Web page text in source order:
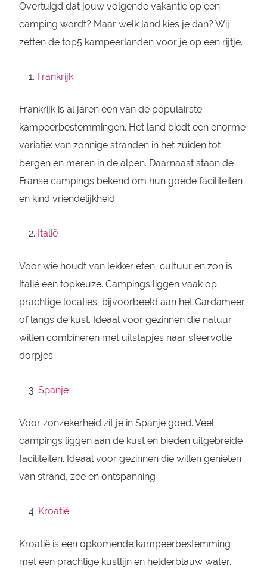
Overtuigd dat jouw volgende vakantie op een
camping wordt? Maar welk land kies je dan? Wij
zetten de top5 kampeerlanden voor je op een rijtje.
Frankrijk
Frankrijk is al jaren een van de populairste
kampeerbestemmingen. Het land biedt een enorme
variatie: van zonnige stranden in het zuiden tot
bergen en meren in de alpen. Daarnaast staan de
Franse campings bekend om hun goede faciliteiten
en kind vriendelijkheid.
Italië
Voor wie houdt van lekker eten, cultuur en zon is
Italië een topkeuze. Campings liggen vaak op
prachtige locaties, bijvoorbeeld aan het Gardameer
of langs de kust. Ideaal voor gezinnen die natuur
willen combineren met uitstapjes naar sfeervolle
dorpjes.
Spanje
Voor zonzekerheid zit je in Spanje goed. Veel
campings liggen aan de kust en bieden uitgebreide
faciliteiten. Ideaal voor gezinnen die willen genieten
van strand, zee en ontspanning
Kroatië
Kroatië is een opkomende kampeerbestemming
met een prachtige kustlijn en helderblauw water.